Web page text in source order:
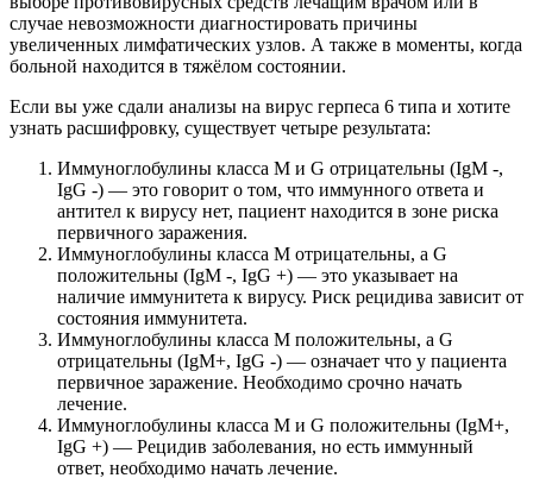
случае невозможности диагностировать причины
увеличенных лимфатических узлов. А также в моменты, когда
больной находится в тяжёлом состоянии.
Если вы уже сдали анализы на вирус герпеса 6 типа и хотите
узнать расшифровку, существует четыре результата:
Иммуноглобулины класса M и G отрицательны (IgM -,
IgG -) — это говорит о том, что иммунного ответа и
антител к вирусу нет, пациент находится в зоне риска
первичного заражения.
Иммуноглобулины класса M отрицательны, а G
положительны (IgM -, IgG +) — это указывает на
наличие иммунитета к вирусу. Риск рецидива зависит от
состояния иммунитета.
Иммуноглобулины класса M положительны, а G
отрицательны (IgM+, IgG -) — означает что у пациента
первичное заражение. Необходимо срочно начать
лечение.
Иммуноглобулины класса M и G положительны (IgM+,
IgG +) — Рецидив заболевания, но есть иммунный
ответ, необходимо начать лечение.